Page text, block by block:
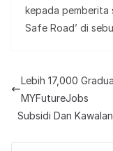
kepada pemberita
Safe Road’ di
Lebih 17,000
MYFutureJobs
Subsidi Dan